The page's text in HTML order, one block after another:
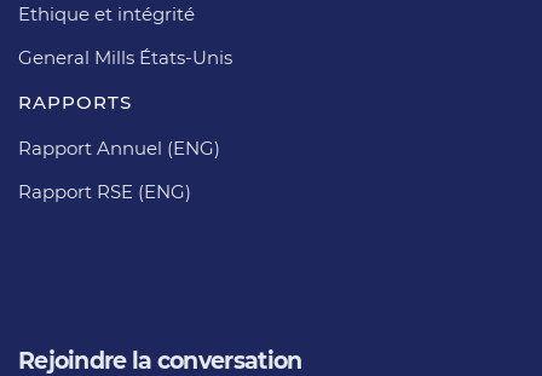
Ethique et intégrité
General Mills États-Unis
RAPPORTS
Rapport Annuel (ENG)
Rapport RSE (ENG)
Rejoindre la conversation